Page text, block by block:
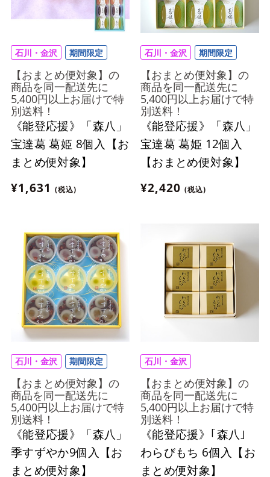
石川・金沢 期間限定
【おまとめ便対象】の
商品を同一配送先に
5,400円以上お届けで特
別送料！
《能登応援》「森八」
宝達葛 葛姫 8個入【お
まとめ便対象】
¥1,631
(税込)
石川・金沢 期間限定
【おまとめ便対象】の
商品を同一配送先に
5,400円以上お届けで特
別送料！
《能登応援》「森八」
宝達葛 葛姫 12個入
【おまとめ便対象】
¥2,420 (税込)
石川・金沢 期間限定
【おまとめ便対象】の
商品を同一配送先に
5,400円以上お届けで特
別送料！
《能登応援》「森八」
季すずやか9個入【お
まとめ便対象】
石川・金沢
【おまとめ便対象】の
商品を同一配送先に
5,400円以上お届けで特
別送料！
《能登応援》｢森八｣
わらびもち 6個入【お
まとめ便対象】